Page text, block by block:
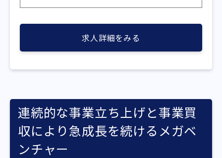
求人詳細をみる
連続的な事業立ち上げと事業買
収により急成長を続けるメガベ
ンチャー